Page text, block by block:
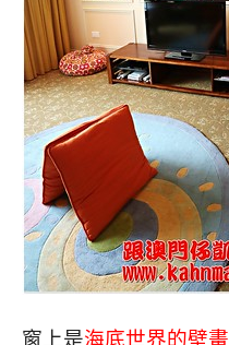
窗上是海底世界的壁畫